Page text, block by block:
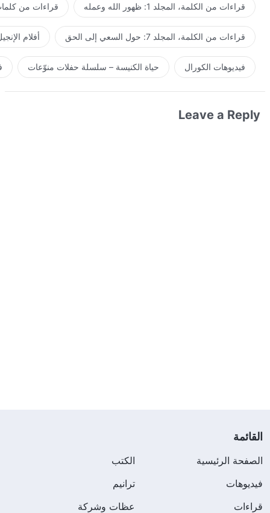
قراءات من الكلمة، المجلد 1: ظهور الله وعمله قراءات من
قراءات من الكلمة، المجلد 7: حول السعي إلى الحق أفلام
فيديوهات الكورال حياة الكنيسة – سلسلة حفلات منوّعات
Leave a Reply
القائمة
الصفحة الرئيسية
الكتب
فيديوهات
ترانيم
قراءات
عظات وشركة